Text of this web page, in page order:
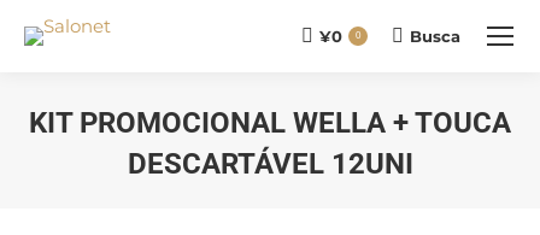
¥0 0 Buscar
Busca
KIT PROMOCIONAL WELLA + TOUCA
DESCARTÁVEL 12UNI